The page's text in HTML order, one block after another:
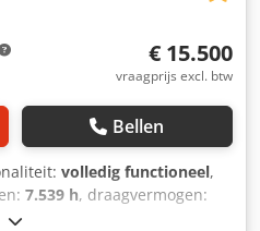
€ 15.500
vraagprijs excl. btw
Bellen
volledig functioneel,
7.539 h, draagvermogen: